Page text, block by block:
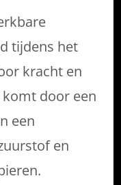
tijdens het
kracht en
door een
een
en